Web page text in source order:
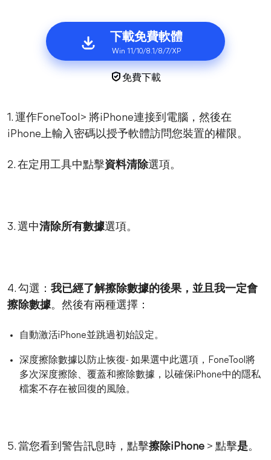
下載免費軟體
Win 11/10/8.1/8/7/XP
免費下載
1. 運作FoneTool> 將iPhone連接到電腦，然後在
iPhone上輸入密碼以授予軟體訪問您裝置的權限。
2. 在定用工具中點擊資料清除選項。
3. 選中清除所有數據選項。
4. 勾選： 我已經了解擦除數據的後果，並且我一定會
擦除數據。然後有兩種選擇：
自動激活iPhone並跳過初始設定。
深度擦除數據以防止恢復- 如果選中此選項，FoneTool將
多次深度擦除、覆蓋和擦除數據，以確保iPhone中的隱私
檔案不存在被回復的風險。
5. 當您看到警告訊息時，點擊擦除iPhone > 點擊是。